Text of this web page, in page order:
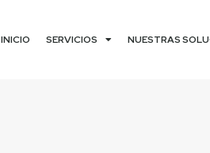
INICIO SERVICIOS NUESTRAS